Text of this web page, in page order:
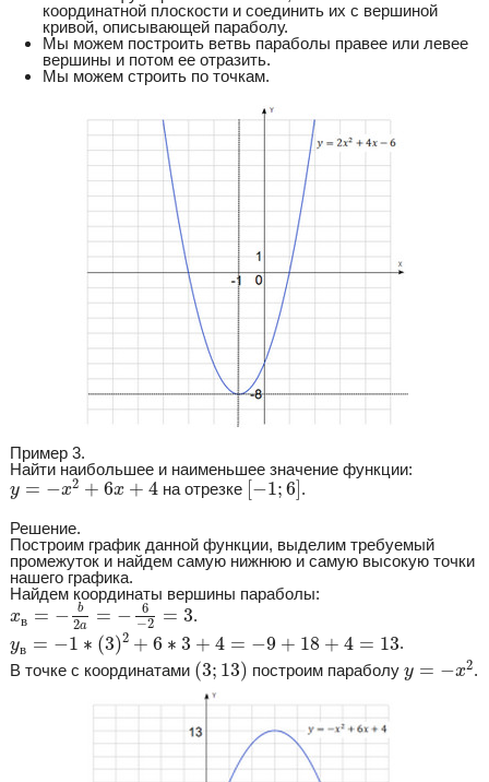
координатной плоскости и соединить их с вершиной
кривой, описывающей параболу.
Мы можем построить ветвь параболы правее или левее
вершины и потом ее отразить.
Мы можем строить по точкам.
Пример 3.
Найти наибольшее и наименьшее значение функции:
y = −x2 + 6x + 4
y=−x2+6x+4 на отрезке −1;6
[−1;6] .
Решение.
Построим график данной функции, выделим требуемый
промежуток и найдем самую нижнюю и самую высокую точки
нашего графика.
Найдем координаты вершины параболы:
xв = − b
2a = −
6
−2 = 3
xв=−b2a=−6−2=3
.
yв = −1 ∗ (3)2 + 6 ∗ 3 + 4 = −9 + 18 + 4 = 13
в ∗( )2+6 ∗3 4= 9 +4 13
.
В точке с координатами (3; 13)
(3; 13) построим параболу y = −x2.